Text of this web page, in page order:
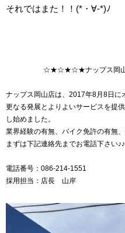
それではまた！！(*・∀-*)ﾉ
☆★☆★☆★ナップス岡
ナップス岡山店は、2017年8月8日に
更なる発展とよりよいサービスを提
し始めました。
業界経験の有無、バイク免許の有無、
まずは下記連絡先までお電話下さい♪♪
電話番号：086-214-1551
採用担当：店長 山岸